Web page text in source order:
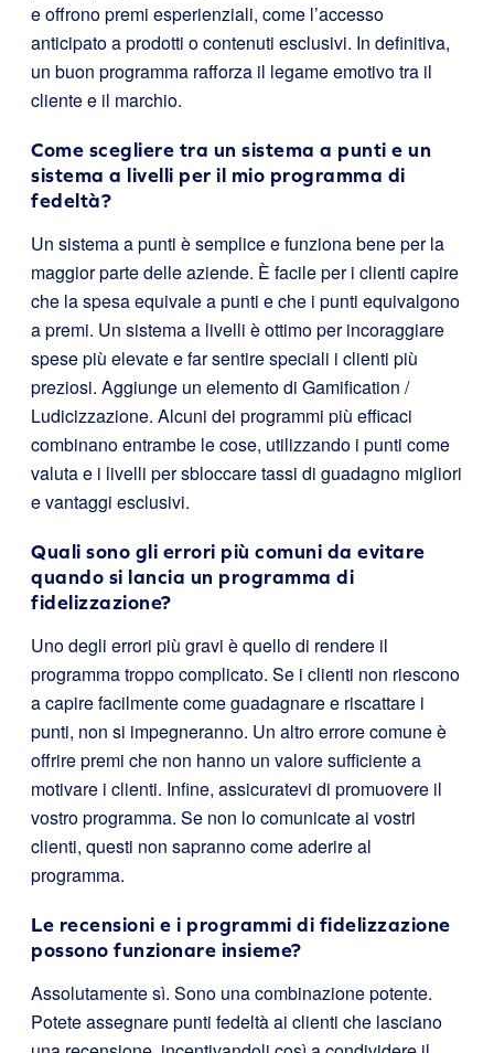
e offrono premi esperienziali, come l’accesso
anticipato a prodotti o contenuti esclusivi. In definitiva,
un buon programma rafforza il legame emotivo tra il
cliente e il marchio.
Come scegliere tra un sistema a punti e un
sistema a livelli per il mio programma di
fedeltà?
Un sistema a punti è semplice e funziona bene per la
maggior parte delle aziende. È facile per i clienti capire
che la spesa equivale a punti e che i punti equivalgono
a premi. Un sistema a livelli è ottimo per incoraggiare
spese più elevate e far sentire speciali i clienti più
preziosi. Aggiunge un elemento di Gamification /
Ludicizzazione. Alcuni dei programmi più efficaci
combinano entrambe le cose, utilizzando i punti come
valuta e i livelli per sbloccare tassi di guadagno migliori
e vantaggi esclusivi.
Quali sono gli errori più comuni da evitare
quando si lancia un programma di
fidelizzazione?
Uno degli errori più gravi è quello di rendere il
programma troppo complicato. Se i clienti non riescono
a capire facilmente come guadagnare e riscattare i
punti, non si impegneranno. Un altro errore comune è
offrire premi che non hanno un valore sufficiente a
motivare i clienti. Infine, assicuratevi di promuovere il
vostro programma. Se non lo comunicate ai vostri
clienti, questi non sapranno come aderire al
programma.
Le recensioni e i programmi di fidelizzazione
possono funzionare insieme?
Assolutamente sì. Sono una combinazione potente.
Potete assegnare punti fedeltà ai clienti che lasciano